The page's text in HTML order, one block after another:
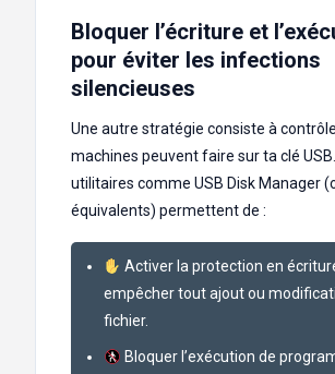
Bloquer l’écriture et
pour éviter les infections
silencieuses
Une autre stratégie consiste à
machines peuvent faire sur ta clé
utilitaires comme USB Disk Manager
équivalents) permettent de :
Activer la protection en
empêcher tout ajout ou
fichier.
Bloquer l’exécution de